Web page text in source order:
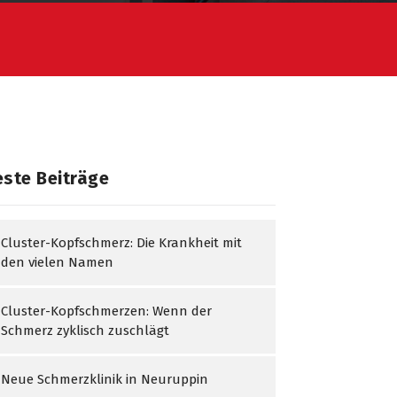
Beiträge
Cluster-Kopfschmerz: Die Krankheit mit
den vielen Namen
Cluster-Kopfschmerzen: Wenn der
Schmerz zyklisch zuschlägt
Neue Schmerzklinik in Neuruppin